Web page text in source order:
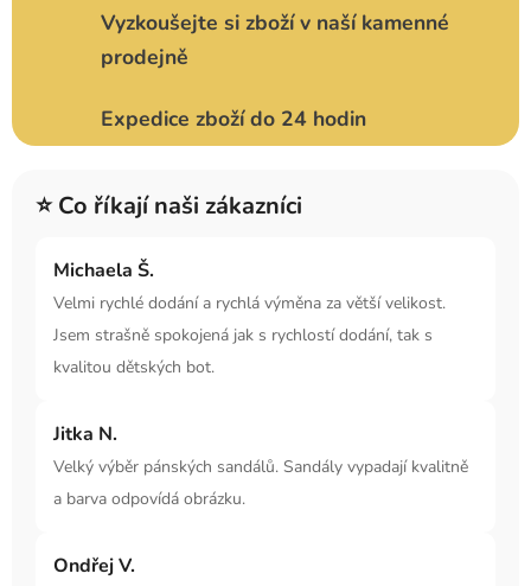
Vyzkoušejte si zboží v naší kamenné
prodejně
Expedice zboží do 24 hodin
⭐ Co říkají naši zákazníci
Michaela Š.
Velmi rychlé dodání a rychlá výměna za větší velikost.
Jsem strašně spokojená jak s rychlostí dodání, tak s
kvalitou dětských bot.
Jitka N.
Velký výběr pánských sandálů. Sandály vypadají kvalitně
a barva odpovídá obrázku.
Ondřej V.